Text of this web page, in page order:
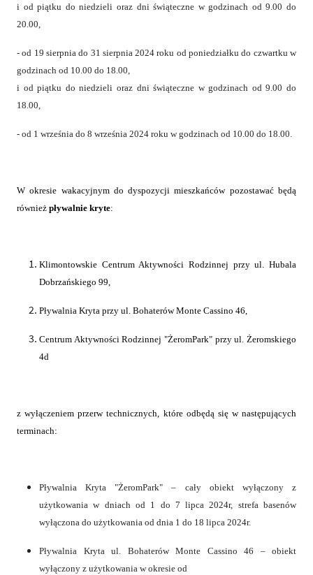
i od piątku do niedzieli oraz dni świąteczne w godzinach od 9.00 do
20.00,
- od 19 sierpnia do 31 sierpnia 2024 roku od poniedziałku do czwartku w
godzinach od 10.00 do 18.00,
i od piątku do niedzieli oraz dni świąteczne w godzinach od 9.00 do
18.00,
- od 1 września do 8 września 2024 roku w godzinach od 10.00 do 18.00.
W okresie wakacyjnym do dyspozycji mieszkańców pozostawać będą
również pływalnie kryte:
Klimontowskie Centrum Aktywności Rodzinnej przy ul. Hubala
Dobrzańskiego 99,
Pływalnia Kryta przy ul. Bohaterów Monte Cassino 46,
Centrum Aktywności Rodzinnej "ŻeromPark" przy ul. Żeromskiego
4d
z wyłączeniem przerw technicznych, które odbędą się w następujących
terminach:
Pływalnia Kryta "ŻeromPark" – cały obiekt wyłączony z
użytkowania w dniach od 1 do 7 lipca 2024r, strefa basenów
wyłączona do użytkowania od dnia 1 do 18 lipca 2024r.
Pływalnia Kryta ul. Bohaterów Monte Cassino 46 – obiekt
wyłączony z użytkowania w okresie od